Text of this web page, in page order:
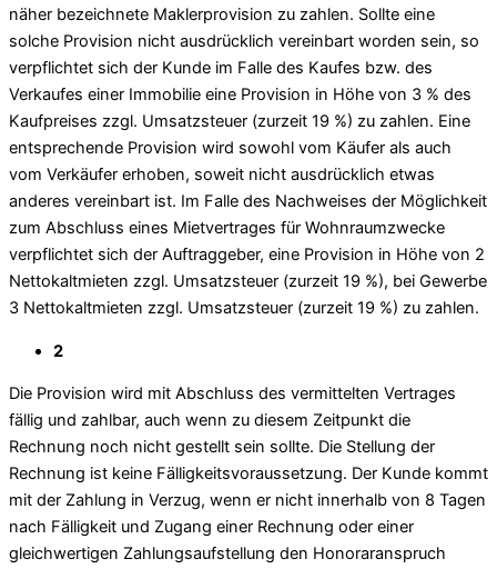
näher bezeichnete Maklerprovision zu zahlen. Sollte eine
solche Provision nicht ausdrücklich vereinbart worden sein, so
verpflichtet sich der Kunde im Falle des Kaufes bzw. des
Verkaufes einer Immobilie eine Provision in Höhe von 3 % des
Kaufpreises zzgl. Umsatzsteuer (zurzeit 19 %) zu zahlen. Eine
entsprechende Provision wird sowohl vom Käufer als auch
vom Verkäufer erhoben, soweit nicht ausdrücklich etwas
anderes vereinbart ist. Im Falle des Nachweises der Möglichkeit
zum Abschluss eines Mietvertrages für Wohnraumzwecke
verpflichtet sich der Auftraggeber, eine Provision in Höhe von 2
Nettokaltmieten zzgl. Umsatzsteuer (zurzeit 19 %), bei Gewerbe
3 Nettokaltmieten zzgl. Umsatzsteuer (zurzeit 19 %) zu zahlen.
2
Die Provision wird mit Abschluss des vermittelten Vertrages
fällig und zahlbar, auch wenn zu diesem Zeitpunkt die
Rechnung noch nicht gestellt sein sollte. Die Stellung der
Rechnung ist keine Fälligkeitsvoraussetzung. Der Kunde kommt
mit der Zahlung in Verzug, wenn er nicht innerhalb von 8 Tagen
nach Fälligkeit und Zugang einer Rechnung oder einer
gleichwertigen Zahlungsaufstellung den Honoraranspruch